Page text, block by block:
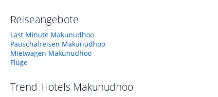
Reiseangebote
Last Minute Makunudhoo
Pauschalreisen Makunudhoo
Mietwagen Makunudhoo
Flüge
Trend-Hotels Makunudhoo